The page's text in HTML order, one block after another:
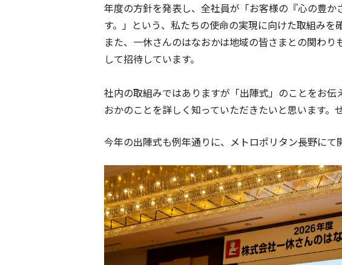
年度の方針を発表し、全社員が「お客様の『心の豊
す。」という、私たちの使命の実現に向けた取組みを
また、一休さんのはなおかは地域の皆さまとの関わ
して招待しています。
社内の取組みではありますが「出陣式」のことをお
おかのことを詳しく知っていただきたいと思います。
今年の出陣式も例年通りに、メトロポリタン長野にて